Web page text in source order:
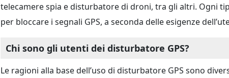
telecamere spia e disturbatore di droni, tra gli altri. Ogni
per bloccare i segnali GPS, a seconda delle esigenze
Chi sono gli utenti dei disturbatore GPS?
Le ragioni alla base dell’uso di disturbatore GPS sono